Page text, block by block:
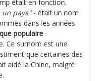
était en fonction.
un pays"- était un nom
dans les années
populaire
Ce surnom est une
que certaines des
aidé la Chine, malgré